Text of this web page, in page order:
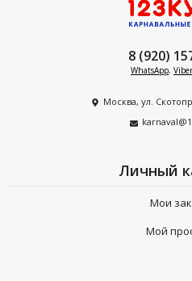
8 (920)
WhatsApp, Viber
Москва, ул.
Личный
Мои
Мой